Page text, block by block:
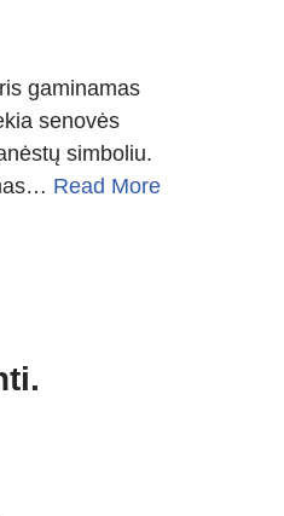
gaminamas
senovės
simboliu.
Read More